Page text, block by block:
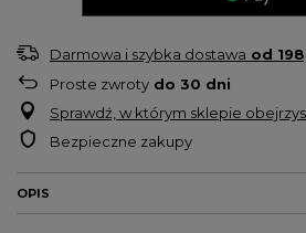
Darmowa i szybka dostawa od
Proste zwroty do 30 dni
Sprawdź, w którym sklepie
Bezpieczne zakupy
OPIS